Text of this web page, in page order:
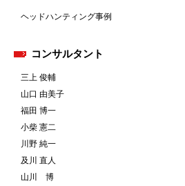
ヘッドハンティング事例
コンサルタント
三上 俊輔
山口 由美子
福田 博一
小柴 憲二
川野 純一
及川 直人
山川 博